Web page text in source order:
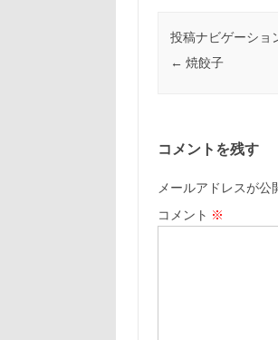
投稿ナビゲーショ
← 焼餃子
コメントを残す
メールアドレスが公
コメント ※